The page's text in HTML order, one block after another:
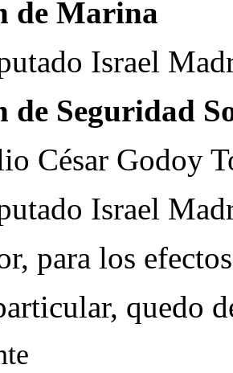
de Marina
Israel
de Seguridad
César Godoy
Israel
para los
quedo